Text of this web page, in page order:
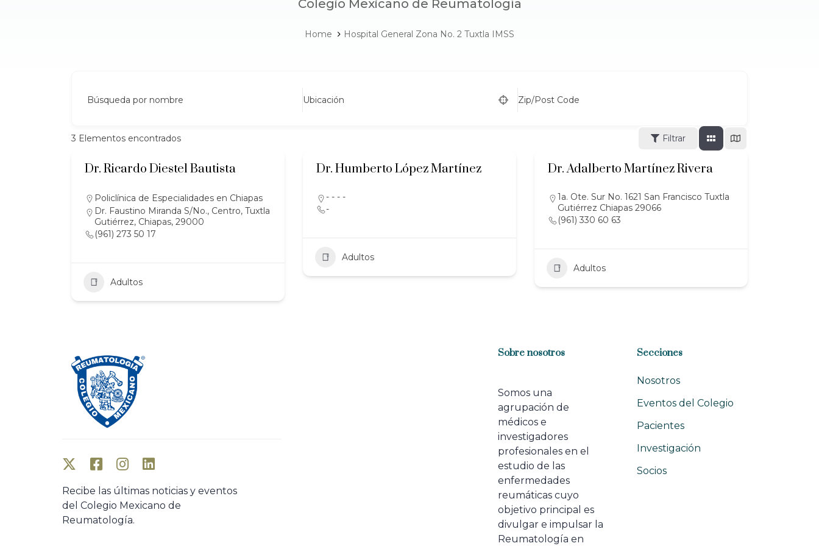
Colegio Mexicano de Reumatología
Home Hospital General Zona No. 2 Tuxtla IMSS
Búsqueda por nombre Ubicación Zip/Post Code
3 Elementos encontrados Filtrar
Dr. Ricardo Diestel Bautista
Policlínica de Especialidades en Chiapas
Dr. Faustino Miranda S/No., Centro, Tuxtla
Gutiérrez, Chiapas, 29000
(961) 273 50 17
Adultos
Dr. Humberto López Martínez
- - - -
-
Adultos
Dr. Adalberto Martínez Rivera
1a. Ote. Sur No. 1621 San Francisco Tuxtla
Gutiérrez Chiapas 29066
(961) 330 60 63
Adultos
Recibe las últimas noticias y eventos
del Colegio Mexicano de
Reumatología.
Sobre nosotros
Somos una
agrupación de
médicos e
investigadores
profesionales en el
estudio de las
enfermedades
reumáticas cuyo
objetivo principal es
divulgar e impulsar la
Reumatología en
Secciones
Nosotros
Eventos del Colegio
Pacientes
Investigación
Socios